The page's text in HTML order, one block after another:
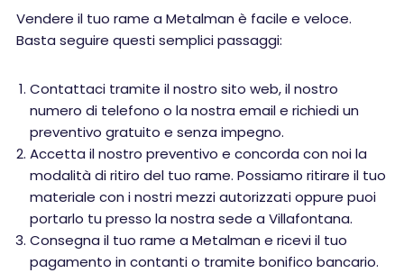
Vendere il tuo rame a Metalman è facile e veloce.
Basta seguire questi semplici passaggi:
Contattaci tramite il nostro sito web, il nostro
numero di telefono o la nostra email e richiedi un
preventivo gratuito e senza impegno.
Accetta il nostro preventivo e concorda con noi la
modalità di ritiro del tuo rame. Possiamo ritirare il tuo
materiale con i nostri mezzi autorizzati oppure puoi
portarlo tu presso la nostra sede a Villafontana.
Consegna il tuo rame a Metalman e ricevi il tuo
pagamento in contanti o tramite bonifico bancario.